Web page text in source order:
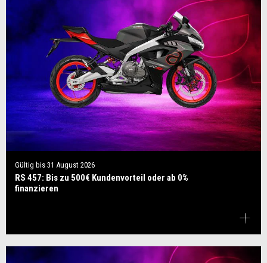
Gültig bis 31 August 2026
RS 457: Bis zu 500€ Kundenvorteil oder ab 0%
finanzieren